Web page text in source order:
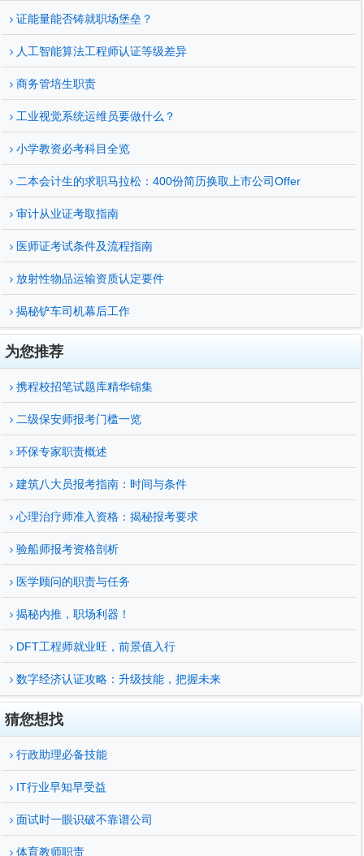
证能量能否铸就职场堡垒？
人工智能算法工程师认证等级差异
商务管培生职责
工业视觉系统运维员要做什么？
小学教资必考科目全览
二本会计生的求职马拉松：400份简历换取上市公司Offer
审计从业证考取指南
医师证考试条件及流程指南
放射性物品运输资质认定要件
揭秘铲车司机幕后工作
为您推荐
携程校招笔试题库精华锦集
二级保安师报考门槛一览
环保专家职责概述
建筑八大员报考指南：时间与条件
心理治疗师准入资格：揭秘报考要求
验船师报考资格剖析
医学顾问的职责与任务
揭秘内推，职场利器！
DFT工程师就业旺，前景值入行
数字经济认证攻略：升级技能，把握未来
猜您想找
行政助理必备技能
IT行业早知早受益
面试时一眼识破不靠谱公司
体育教师职责